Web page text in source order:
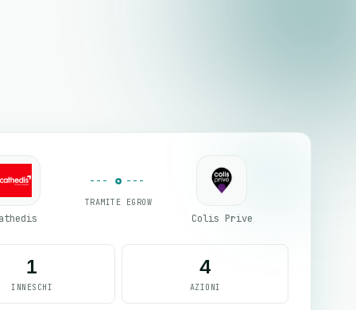
TRAMITE EGROW
Colis Prive
1
INNESCHI
4
AZIONI